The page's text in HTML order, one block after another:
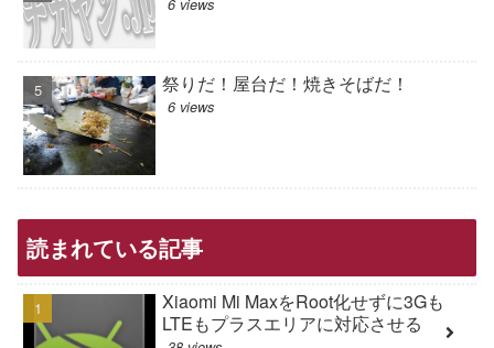
6 views
祭りだ！屋台だ！焼きそばだ！
6 views
読まれている記事
Xiaomi Mi MaxをRoot化せずに3Gも
LTEもプラスエリアに対応させる